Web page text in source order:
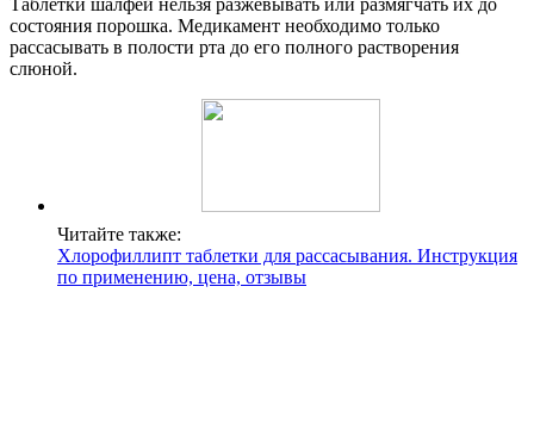
Таблетки шалфей нельзя разжевывать или размягчать их до
состояния порошка. Медикамент необходимо только
рассасывать в полости рта до его полного растворения
слюной.
Читайте также:
Хлорофиллипт таблетки для рассасывания. Инструкция
по применению, цена, отзывы